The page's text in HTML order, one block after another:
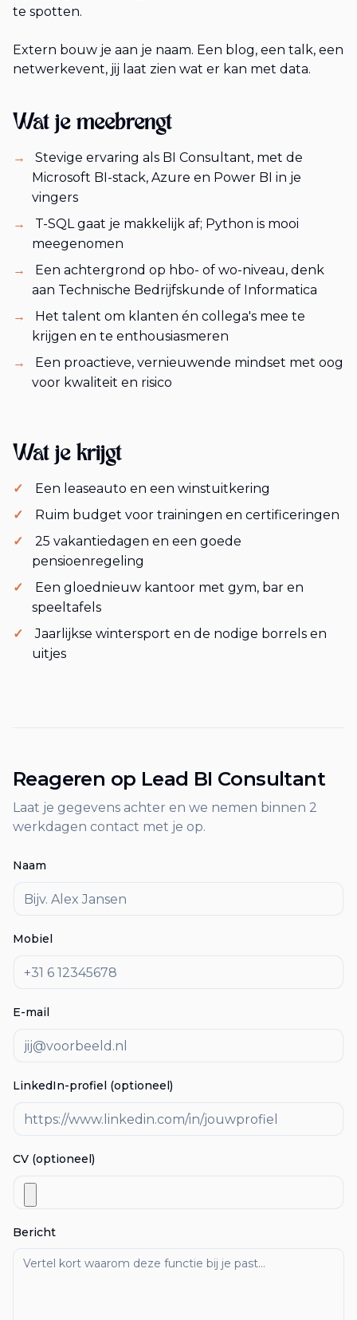
te spotten.
Extern bouw je aan je naam. Een blog, een talk, een
netwerkevent, jij laat zien wat er kan met data.
Wat je meebrengt
Stevige ervaring als BI Consultant, met de
Microsoft BI-stack, Azure en Power BI in je
vingers
T-SQL gaat je makkelijk af; Python is mooi
meegenomen
Een achtergrond op hbo- of wo-niveau, denk
aan Technische Bedrijfskunde of Informatica
Het talent om klanten én collega's mee te
krijgen en te enthousiasmeren
Een proactieve, vernieuwende mindset met oog
voor kwaliteit en risico
Wat je krijgt
Een leaseauto en een winstuitkering
Ruim budget voor trainingen en certificeringen
25 vakantiedagen en een goede
pensioenregeling
Een gloednieuw kantoor met gym, bar en
speeltafels
Jaarlijkse wintersport en de nodige borrels en
uitjes
Reageren op Lead BI Consultant
Laat je gegevens achter en we nemen binnen 2
werkdagen contact met je op.
Naam
Mobiel
E-mail
LinkedIn-profiel (optioneel)
CV (optioneel)
Bericht